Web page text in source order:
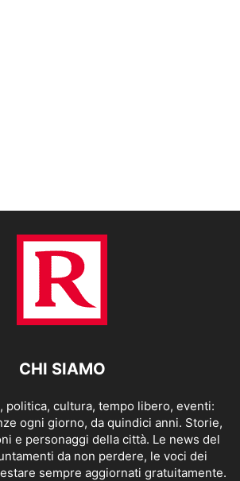
CHI SIAMO
politica, cultura, tempo libero, eventi:
ogni giorno, da quindici anni. Storie,
e personaggi della città. Le news del
da non perdere, le voci dei
sempre aggiornati gratuitamente.